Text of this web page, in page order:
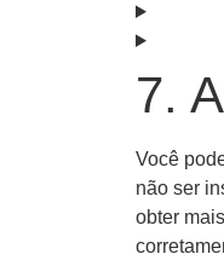
7.
Você
não ser
obter